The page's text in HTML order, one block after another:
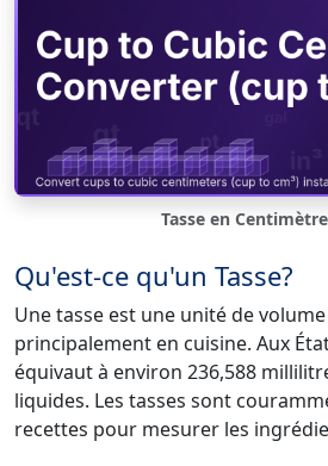
Tasse en
Qu'est-ce qu'un Tasse?
Une tasse est une unité de
principalement en cuisine. Aux
équivaut à environ 236,588
liquides. Les tasses sont
recettes pour mesurer les